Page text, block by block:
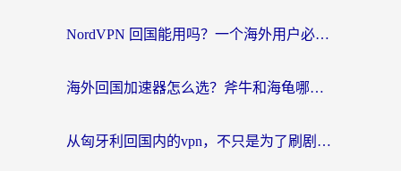
NordVPN 回国能用吗？一个海外用户必须面对的真实困境
海外回国加速器怎么选？斧牛和海龟哪个好？一篇帮你避开坑的实用指南
从匈牙利回国内的vpn，不只是为了刷剧那么简单